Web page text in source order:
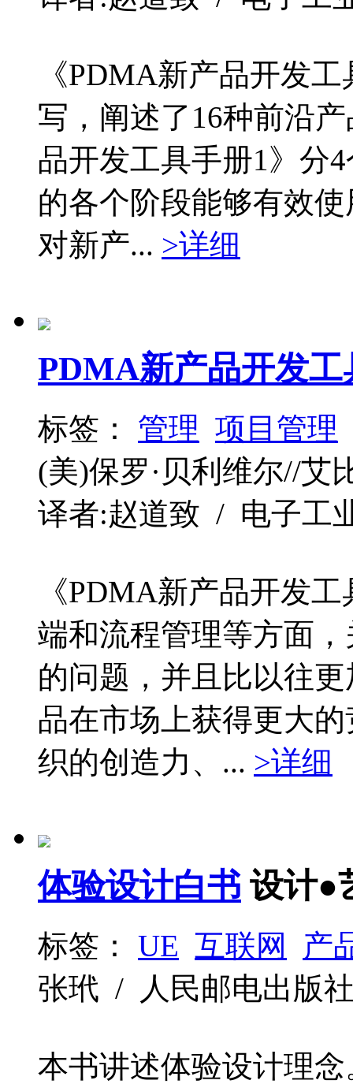
《PDMA新产品开发
写，阐述了16种前沿
品开发工具手册1》分
的各个阶段能够有效
对新产... >详细
PDMA新产品开发工
标签： 管理 项目管理
(美)保罗·贝利维尔//艾
译者:赵道致 / 电子工
《PDMA新产品开发
端和流程管理等方面
的问题，并且比以往
品在市场上获得更大
织的创造力、... >详细
体验设计白书 设计●
标签： UE 互联网
产
张玳 / 人民邮电出版
本书讲述体验设计理